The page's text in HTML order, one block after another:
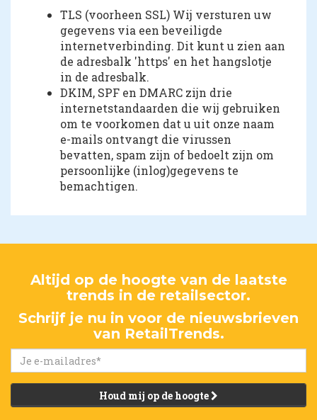
TLS (voorheen SSL) Wij versturen uw
gegevens via een beveiligde
internetverbinding. Dit kunt u zien aan
de adresbalk 'https' en het hangslotje
in de adresbalk.
DKIM, SPF en DMARC zijn drie
internetstandaarden die wij gebruiken
om te voorkomen dat u uit onze naam
e-mails ontvangt die virussen
bevatten, spam zijn of bedoelt zijn om
persoonlijke (inlog)gegevens te
bemachtigen.
Altijd op de hoogte van de laatste
trends in de retailsector.
Schrijf je nu in voor de nieuwsbrieven
van RetailTrends.
Houd mij op de hoogte